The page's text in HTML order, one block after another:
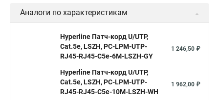
Аналоги по характеристикам
Hyperline Патч-корд U/UTP,
Cat.5e, LSZH, PC-LPM-UTP-
RJ45-RJ45-C5e-6M-LSZH-GY
1 246,50 ₽
Hyperline Патч-корд U/UTP,
Cat.5e, LSZH, PC-LPM-UTP-
RJ45-RJ45-C5e-10M-LSZH-WH
1 962,00 ₽